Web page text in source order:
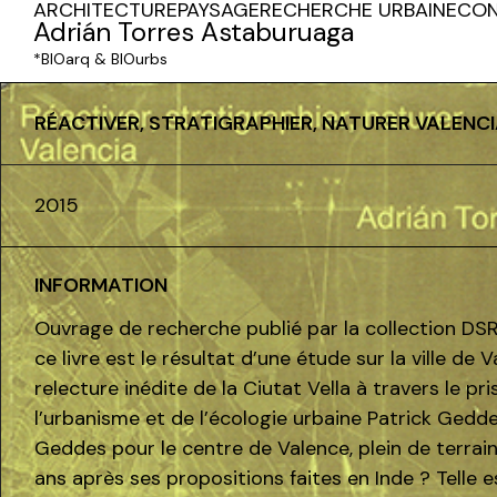
Adrián Torres Astaburuaga
*BIOarq & BIOurbs
ARCHITECTUREPAYSAGERECHERCHE URBAINE
RÉACTIVER, STRATIGRAPHIER, NATURER
2015
INFORMATION
Ouvrage de recherche publié par la collection
ce livre est le résultat d’une étude sur la ville de
relecture inédite de la Ciutat Vella à travers le
l’urbanisme et de l’écologie urbaine Patrick
Geddes pour le centre de Valence, plein de
ans après ses propositions faites en Inde ? Telle